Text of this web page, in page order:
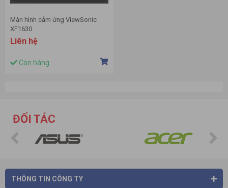
Màn hình cảm ứng ViewSonic
XF1630
Liên hệ
Còn hàng
ĐỐI TÁC
THÔNG TIN CÔNG TY